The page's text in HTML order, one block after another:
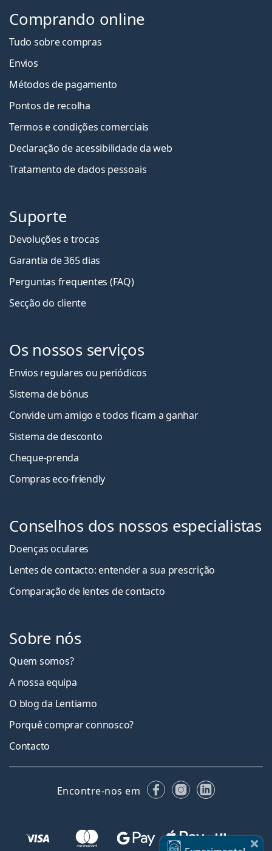
Comprando online
Tudo sobre compras
Envios
Métodos de pagamento
Pontos de recolha
Termos e condições comerciais
Declaração de acessibilidade da web
Tratamento de dados pessoais
Suporte
Devoluções e trocas
Garantia de 365 dias
Perguntas frequentes (FAQ)
Secção do cliente
Os nossos serviços
Envios regulares ou periódicos
Sistema de bónus
Convide um amigo e todos ficam a ganhar
Sistema de desconto
Cheque-prenda
Compras eco-friendly
Conselhos dos nossos especialistas
Doenças oculares
Lentes de contacto: entender a sua prescrição
Comparação de lentes de contacto
Sobre nós
Quem somos?
A nossa equipa
O blog da Lentiamo
Porquê comprar connosco?
Contacto
Encontre-nos em FacebookInstagram
LinkedIn